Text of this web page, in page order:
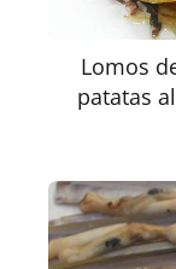
Lomos
patatas